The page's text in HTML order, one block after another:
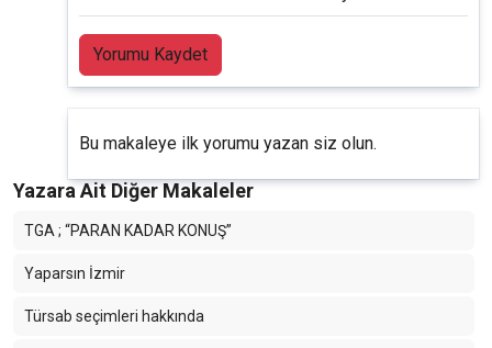
Yorumu Kaydet
Bu makaleye ilk yorumu yazan siz olun.
Yazara Ait Diğer Makaleler
TGA ; “PARAN KADAR KONUŞ”
Yaparsın İzmir
Türsab seçimleri hakkında